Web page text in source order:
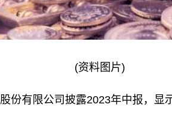
(资料图片)
份有限公司披露2023年中报，显